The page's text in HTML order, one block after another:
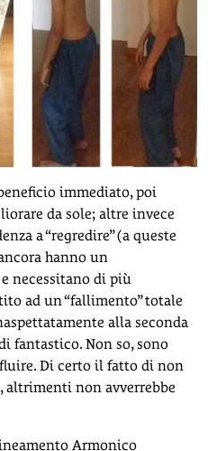
immediato, poi
da sole; altre invece
a “regredire” (a queste
hanno un
necessitano di più
ad un “fallimento” totale
alla seconda
fantastico. Non so, sono
Di certo il fatto di non
altrimenti non avverrebbe
Armonico